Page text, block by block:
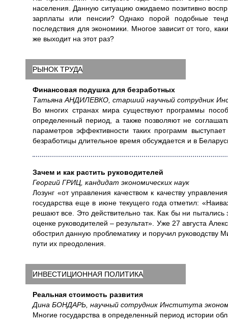
населения. Данную ситуацию ожидаемо позитивно
зарплаты или пенсии? Однако порой подобные
последствия для экономики. Многое зависит от того,
же выходит на этот раз?
РЫНОК ТРУДА
Финансовая подушка для безработных
Татьяна АНДИЛЕВКО, старший научный сотрудник
Во многих странах мира существуют программы
определенный период, а также позволяют не
параметров эффективности таких программ
безработицы длительное время обсуждается и в
Зачем и как растить руководителей
Георгий ГРИЦ, кандидат экономических наук
Лозунг «от управления качеством к качеству
государства еще в июне текущего года отметил:
решают все. Это действительно так. Как бы ни
оценке руководителей – результат». Уже 27 августа
обострил данную проблематику и поручил руководству
пути их преодоления.
ИНВЕСТИЦИОННАЯ ПОЛИТИКА
Реальная стоимость развития
Дина БОНДАРЬ, научный сотрудник Института
Многие государства в определенный период истории